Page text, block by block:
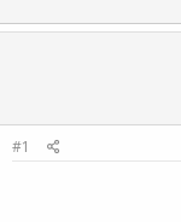
#1